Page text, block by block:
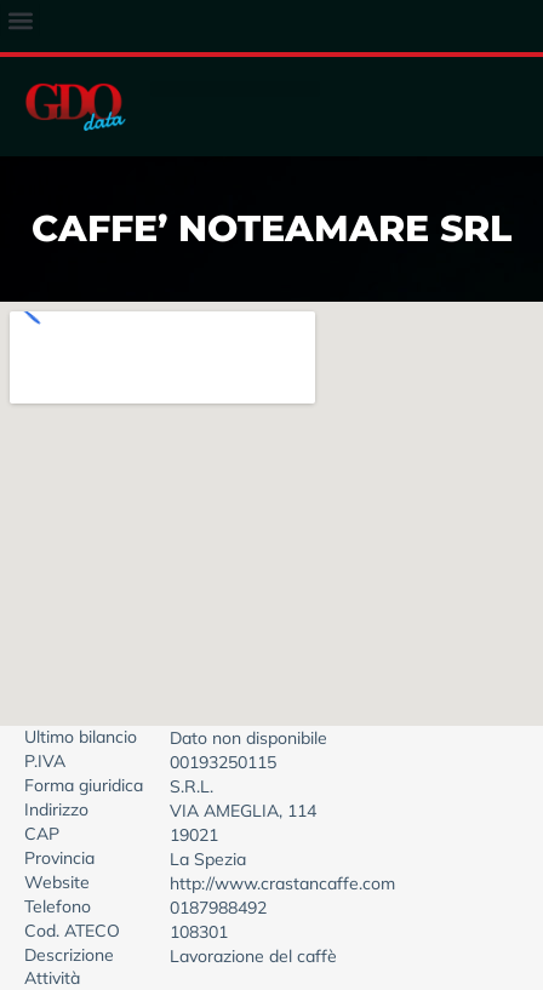
CAFFE’ NOTEAMARE SRL
Ultimo bilancio
Dato non disponibile
P.IVA
00193250115
Forma giuridica
S.R.L.
Indirizzo
VIA AMEGLIA, 114
CAP
19021
Provincia
La Spezia
Website
http://www.crastancaffe.com
Telefono
0187988492
Cod. ATECO
108301
Descrizione
Attività
Lavorazione del caffè